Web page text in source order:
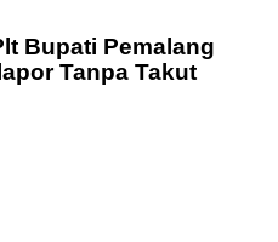
Bupati Pemalang
Tanpa Takut